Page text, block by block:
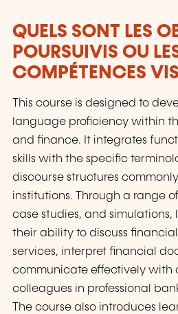
QUELS SONT LES
POURSUIVIS OU
COMPÉTENCES
This course is designed to
language proficiency within
and finance. It integrates
skills with the specific
discourse structures
institutions. Through a range
case studies, and
their ability to discuss
services, interpret financial
communicate effectively with
colleagues in professional
The course also introduces